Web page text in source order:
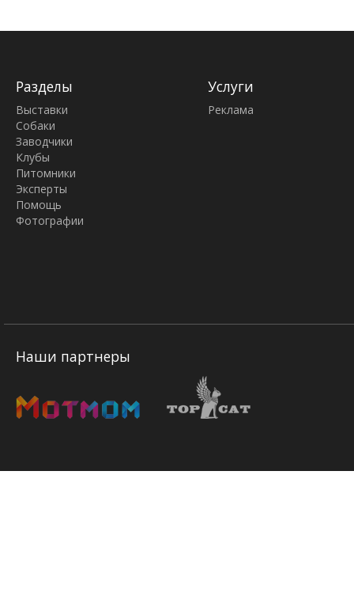
Разделы
Выставки
Собаки
Заводчики
Клубы
Питомники
Эксперты
Помощь
Фотографии
Услуги
Реклама
Наши партнеры